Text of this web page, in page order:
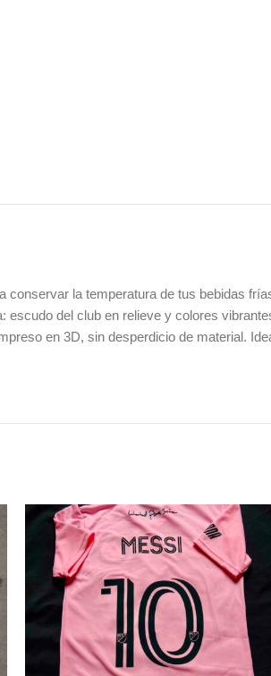
conservar la temperatura de tus bebidas
escudo del club en relieve y colores
en 3D, sin desperdicio de material.